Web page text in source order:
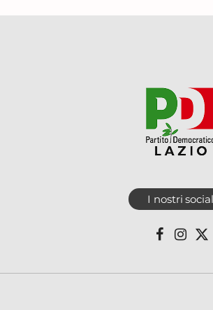
I nostri social